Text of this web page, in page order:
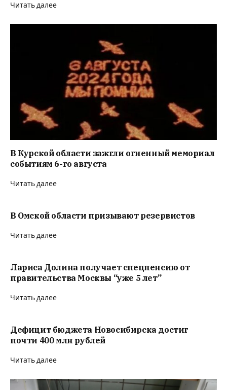
Читать далее
В Курской области зажгли огненный мемориал
событиям 6-го августа
Читать далее
В Омской области призывают резервистов
Читать далее
Лариса Долина получает спецпенсию от
правительства Москвы “уже 5 лет”
Читать далее
Дефицит бюджета Новосибирска достиг
почти 400 млн рублей
Читать далее